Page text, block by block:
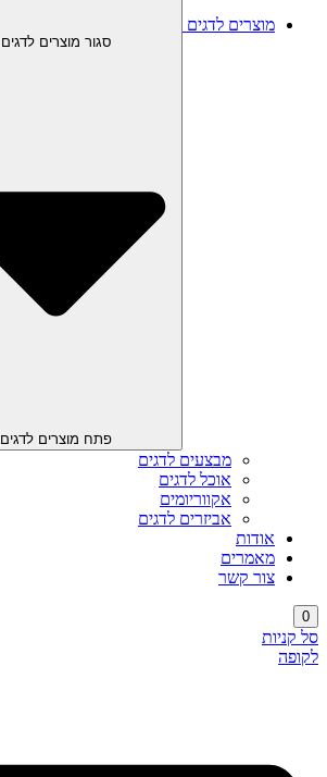
מוצרים לדגים
סגור מוצרים לדגים
פתח מוצרים לדגים
מבצעים לדגים
אוכל לדגים
אקווריומים
אביזרים לדגים
אודות
מאמרים
צור קשר
0
סל קניות
לקופה